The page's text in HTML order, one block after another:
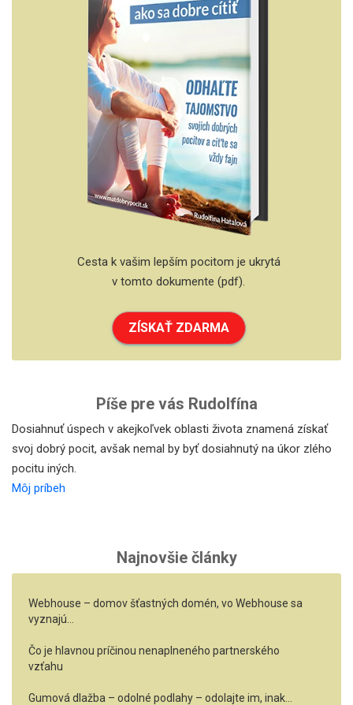
Cesta k vašim lepším pocitom je ukrytá
v tomto dokumente (pdf).
ZÍSKAŤ ZDARMA
Píše pre vás Rudolfína
Dosiahnuť úspech v akejkoľvek oblasti života znamená získať
svoj dobrý pocit, avšak nemal by byť dosiahnutý na úkor zlého
pocitu iných.
Môj príbeh
Najnovšie články
Webhouse – domov šťastných domén, vo Webhouse sa
vyznajú…
Čo je hlavnou príčinou nenaplneného partnerského
vzťahu
Gumová dlažba – odolné podlahy – odolajte im, inak…